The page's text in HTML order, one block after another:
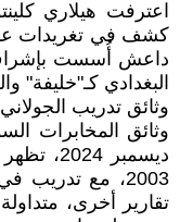
داعش أُسست بإشراف
البغدادي كـ"خليفة"
وثائق تدريب
وثائق المخابرات
ديسمبر
2003، مع
تقارير أخرى،